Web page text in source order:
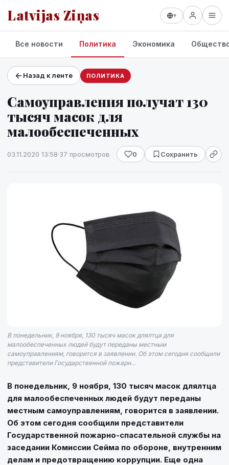
Latvijas Ziņas ▾
Проекты и сервисы
Прогноз погоды
Все новости Политика Экономика
Назад к ленте ПОЛИТИКА
Самоуправления получат 130
тысяч масок для
малообеспеченных
03.11.2020 13:58·37 просмотров 0 Сохранить
В понедельник, 9 ноября, 130 тысяч масок длялтца для
малообеспеченных людей будут переданы местным
самоуправлениям, говорится в заявлении. Об этом сегодня сообщили
представители Государственной пожарн...
В понедельник, 9 ноября, 130 тысяч масок длялтца
для малообеспеченных людей будут переданы
местным самоуправлениям, говорится в заявлении.
Об этом сегодня сообщили представители
Государственной пожарно-спасательной службы на
заседании Комиссии Сейма по обороне, внутренним
делам и предотвращению коррупции. Еще одна